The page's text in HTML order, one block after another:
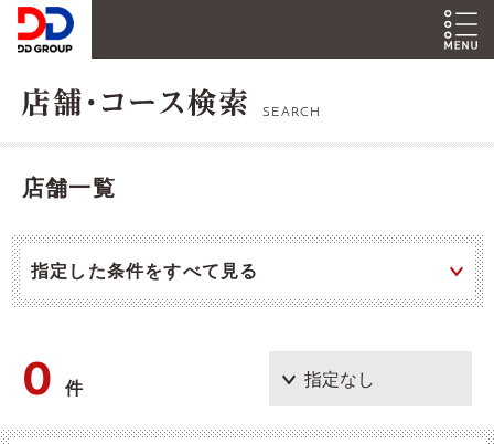
SEARCH
店舗一覧
指定した条件をすべて見る
0件